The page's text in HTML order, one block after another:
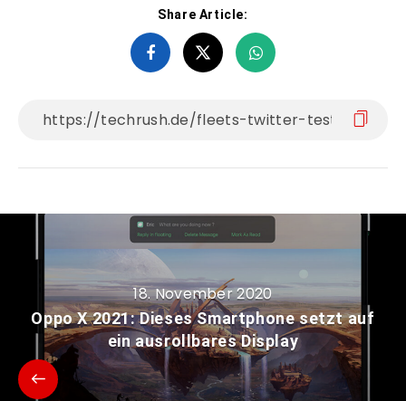
Share Article:
18. November 2020
Oppo X 2021: Dieses Smartphone setzt auf
ein ausrollbares Display